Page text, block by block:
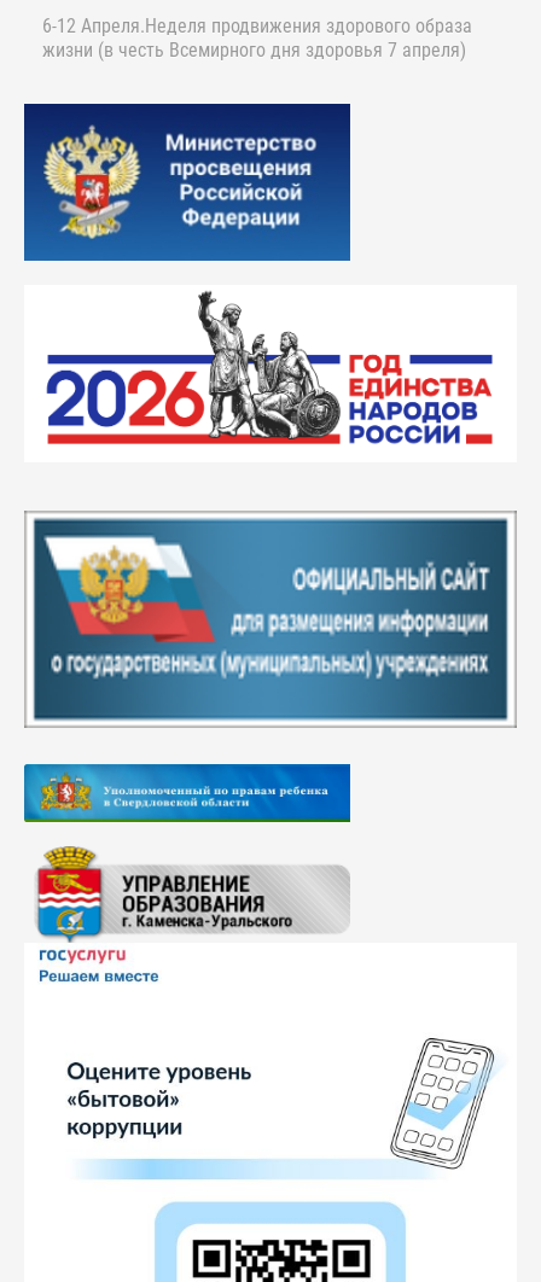
6-12 Апреля.Неделя продвижения здорового образа
жизни (в честь Всемирного дня здоровья 7 апреля)